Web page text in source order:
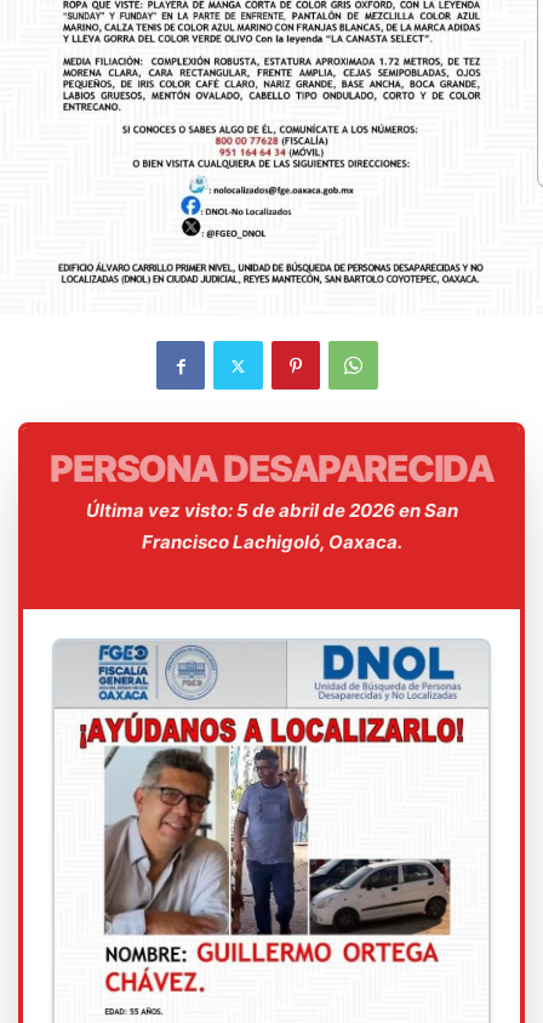
PERSONA DESAPARECIDA
Última vez visto: 5 de abril de 2026 en San
Francisco Lachigoló, Oaxaca.